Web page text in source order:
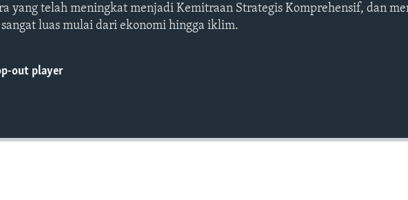
yang telah meningkat menjadi Kemitraan Strategis Komprehensif, dan
sangat luas mulai dari ekonomi hingga iklim.
out player